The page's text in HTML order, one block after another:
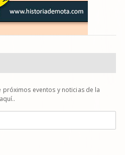
eventos y noticias de la